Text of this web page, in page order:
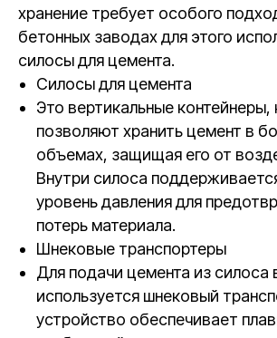
хранение требует особого
бетонных заводах для этого
силосы для цемента.
Силосы для цемента
Это вертикальные контейнеры,
позволяют хранить цемент в
объемах, защищая его от
Внутри силоса
уровень давления для
потерь материала.
Шнековые транспортеры
Для подачи цемента из силоса
используется шнековый
устройство обеспечивает